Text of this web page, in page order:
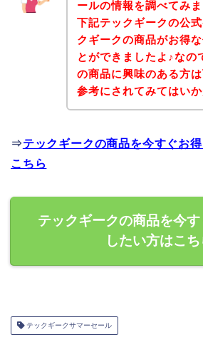
ールの情報を調べてみま
下記テックギークの公
クギークの商品がお得
とができましたよ♪なの
の商品に興味のある方
参考にされてみてはい
⇒テックギークの商品を今すぐお
こちら
テックギークの商品を今
したい方はこち
テックギークサマーセール